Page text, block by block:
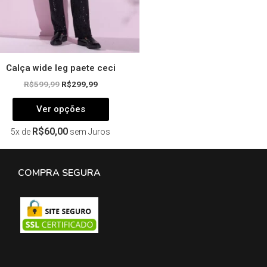
Calça wide leg paete ceci
R$599,99 R$299,99
Ver opções
página
5x de R$60,00 sem Juros
COMPRA SEGURA